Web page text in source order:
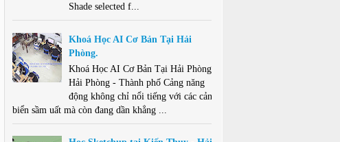
Shade selected f...
Khoá Học AI Cơ Bản Tại Hải
Phòng.
Khoá Học AI Cơ Bản Tại Hải Phòng .
Hải Phòng - Thành phố Cảng năng
động không chỉ nổi tiếng với các cảng
biển sầm uất mà còn đang dần khẳng ...